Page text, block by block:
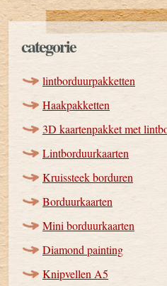
categorie
lintborduurpakketten
Haakpakketten
3D kaartenpakket met
Lintborduurkaarten
Kruissteek borduren
Borduurkaarten
Mini borduurkaarten
Diamond painting
Knipvellen A5